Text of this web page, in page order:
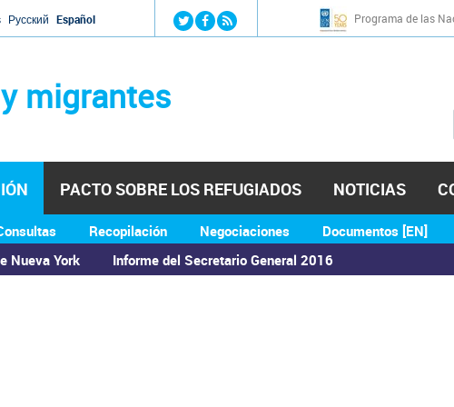
Jump to navigation
Русский Español Programa de las
migrantes
Nueva York Informe del Secretario General 2016
Recopilación Negociaciones Documentos [EN]
PACTO SOBRE LOS REFUGIADOS NOTICIAS